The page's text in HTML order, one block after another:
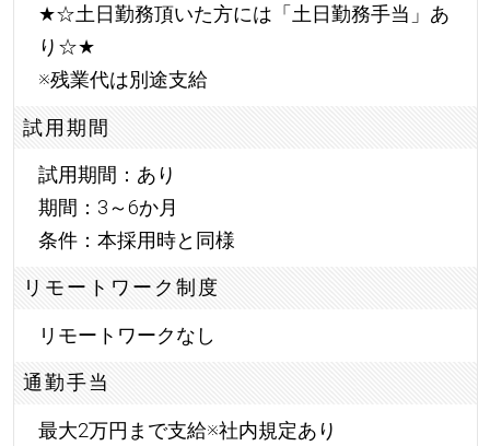
★☆土日勤務頂いた方には「土日勤務手当」あ
り☆★
※残業代は別途支給
試用期間
試用期間：あり
期間：3～6か月
条件：本採用時と同様
リモートワーク制度
リモートワークなし
通勤手当
最大2万円まで支給※社内規定あり